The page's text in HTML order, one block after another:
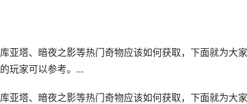
亚塔、暗夜之影等热门奇物应该如何获取，下面就为大家
玩家可以参考。...
亚塔、暗夜之影等热门奇物应该如何获取，下面就为大家